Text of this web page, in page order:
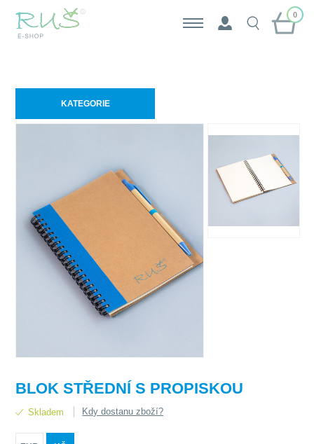
0
KATEGORIE
BLOK STŘEDNÍ S PROPISKOU
Skladem Kdy dostanu zboží?